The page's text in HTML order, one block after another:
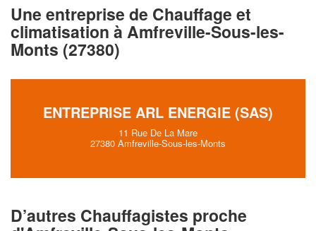
Une entreprise de Chauffage et
climatisation à Amfreville-Sous-les-
Monts (27380)
ENTREPRISE ARL ENERGIE (SAS)
11 Rue De La Mare
27380 Amfreville-Sous-les-Monts
D’autres Chauffagistes proche
Augmentez votrechiffre
vosmargestout en gagnant